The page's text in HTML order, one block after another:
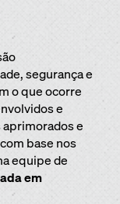
segurança e
o que ocorre
e
e
base nos
equipe de
em